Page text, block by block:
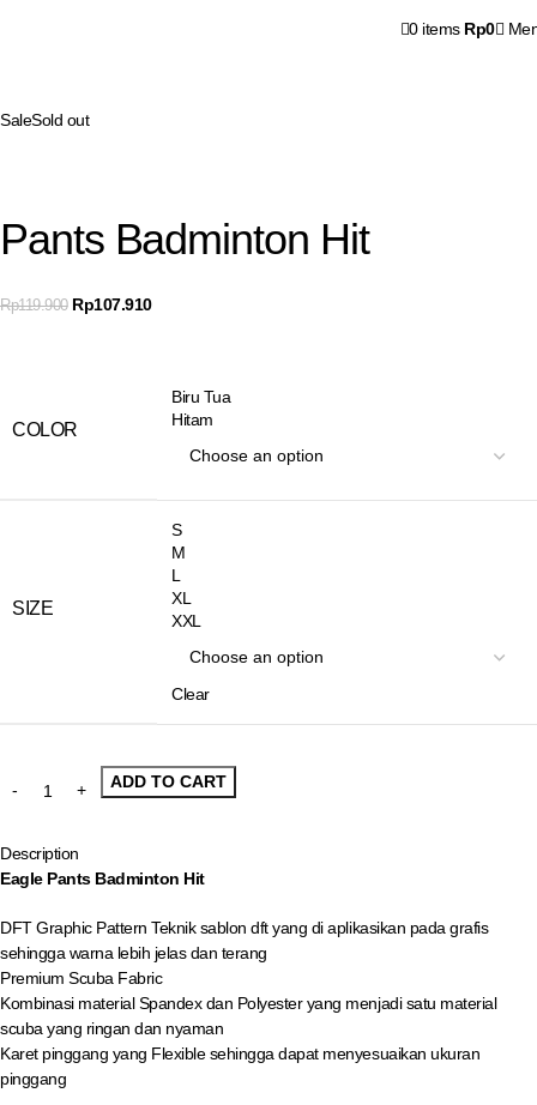
0 items Rp0
SaleSold out
Pants Badminton Hit
Rp119.900 Rp107.910
COLOR
Biru Tua
Hitam
SIZE
S
M
L
XL
XXL
Clear
ADD TO CART
Description
Eagle Pants Badminton Hit
DFT Graphic Pattern Teknik sablon dft yang di aplikasikan pada grafis
sehingga warna lebih jelas dan terang
Premium Scuba Fabric
Kombinasi material Spandex dan Polyester yang menjadi satu material
scuba yang ringan dan nyaman
Karet pinggang yang Flexible sehingga dapat menyesuaikan ukuran
pinggang